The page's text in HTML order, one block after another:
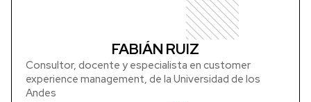
FABIÁN RUIZ
Consultor, docente y especialista en customer
experience management, de la Universidad de los
Andes